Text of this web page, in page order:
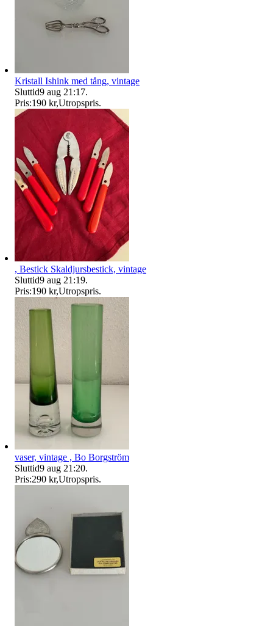
Kristall Ishink med tång, vintage
Sluttid9 aug 21:17.
Pris:190 kr,Utropspris.
, Bestick Skaldjursbestick, vintage
Sluttid9 aug 21:19.
Pris:190 kr,Utropspris.
vaser, vintage , Bo Borgström
Sluttid9 aug 21:20.
Pris:290 kr,Utropspris.